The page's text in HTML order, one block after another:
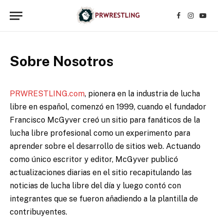
Facebook
Sobre Nosotros
PRWRESTLING.com, pionera en la industria de lucha
libre en español, comenzó en 1999, cuando el fundador
Francisco McGyver creó un sitio para fanáticos de la
lucha libre profesional como un experimento para
aprender sobre el desarrollo de sitios web. Actuando
como único escritor y editor, McGyver publicó
actualizaciones diarias en el sitio recapitulando las
noticias de lucha libre del día y luego contó con
integrantes que se fueron añadiendo a la plantilla de
contribuyentes.